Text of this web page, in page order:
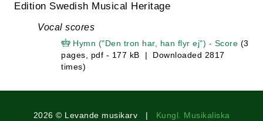
Edition Swedish Musical Heritage
Vocal scores
Hymn ("Den tron har, han flyr ej") - Score (3
pages, pdf - 177 kB | Downloaded 2817
times)
2026 © Levande musikarv | Kungl. Musikaliska